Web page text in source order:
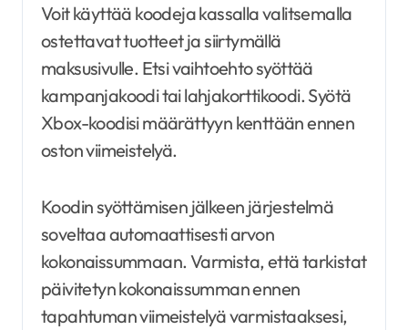
Voit käyttää koodeja kassalla valitsemalla
ostettavat tuotteet ja siirtymällä
maksusivulle. Etsi vaihtoehto syöttää
kampanjakoodi tai lahjakorttikoodi. Syötä
Xbox-koodisi määrättyyn kenttään ennen
oston viimeistelyä.
Koodin syöttämisen jälkeen järjestelmä
soveltaa automaattisesti arvon
kokonaissummaan. Varmista, että tarkistat
päivitetyn kokonaissumman ennen
tapahtuman viimeistelyä varmistaaksesi,